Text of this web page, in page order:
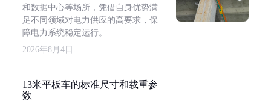
和数据中心等场所，凭借自身优势满
足不同领域对电力供应的高要求，保
障电力系统稳定运行。
2026年8月4日
13米平板车的标准尺寸和载重参
数